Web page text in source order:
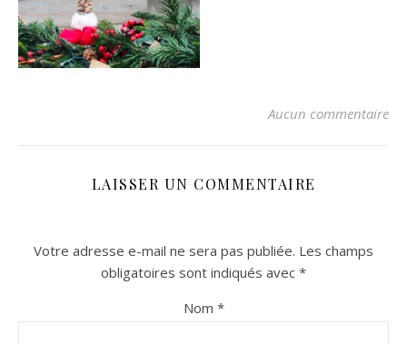
sur Instagram
sur Instagram
Aucun commentaire
LAISSER UN COMMENTAIRE
Votre adresse e-mail ne sera pas publiée. Les champs
obligatoires sont indiqués avec *
Nom *